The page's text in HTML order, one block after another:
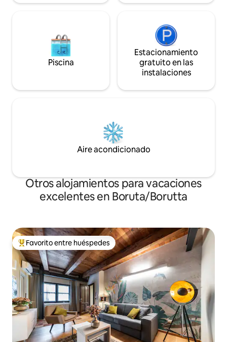
Piscina
Estacionamiento
gratuito en las
instalaciones
Aire acondicionado
Otros alojamientos para vacaciones
excelentes en Boruta/Borutta
Favorito entre huéspedes preferido
Favorito entre huéspedes